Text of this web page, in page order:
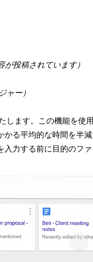
投稿されています）
ャー）
します。この機能を使
る平均的な時間を半
力する前に目的のファ